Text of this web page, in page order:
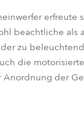
beachtliche als
zu
die
Anordnung der